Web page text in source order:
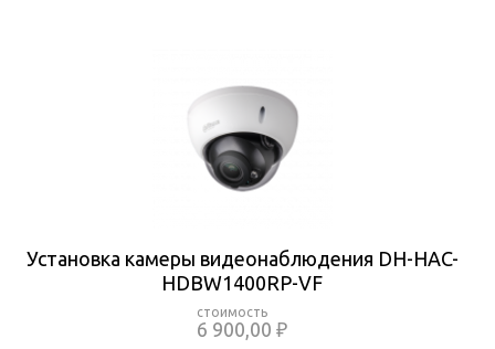
Установка камеры видеонаблюдения DH-HAC-
HDBW1400RP-VF
6 900,00 ₽